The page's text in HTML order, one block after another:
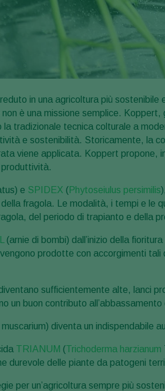
in una agricoltura più
è una missione semplice.
la tradizionale tecnica colturale a
e sostenibilità. Storicamente, la
viene applicata. Koppert propone,
e SPIDEX (Phytoseiulus persimilis
fragola. Le modalità, i tempi e le
del periodo di trapianto e della
(arnie di bombi) dall’inizio della
prodotte con accorgimenti tali
sufficientemente alte, lanci
un buon contributo
muscarium) diventa un indispendabile
TRIANUM (Trichoderma harzianum
durevole delle piante da patogeni
per un’agricoltura sempre più